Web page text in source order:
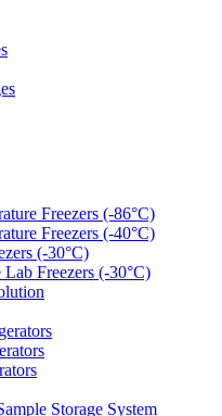
Freezers (-86°C)
Freezers (-40°C)
(-30°C)
Freezers (-30°C)
Storage System